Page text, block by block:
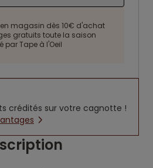
en magasin dès 10€ d'achat
gratuits toute la saison
par Tape à l'Oeil
crédités sur votre cagnotte !